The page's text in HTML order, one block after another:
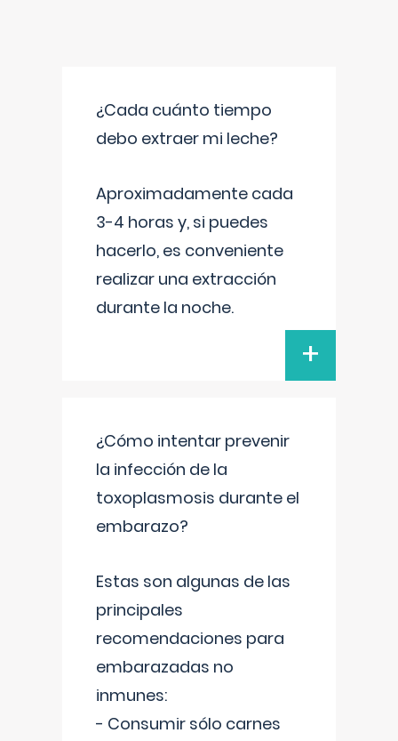
¿Cada cuánto tiempo
debo extraer mi leche?
Aproximadamente cada
3-4 horas y, si puedes
hacerlo, es conveniente
realizar una extracción
durante la noche.
+
¿Cómo intentar prevenir
la infección de la
toxoplasmosis durante el
embarazo?
Estas son algunas de las
principales
recomendaciones para
embarazadas no
inmunes:
- Consumir sólo carnes